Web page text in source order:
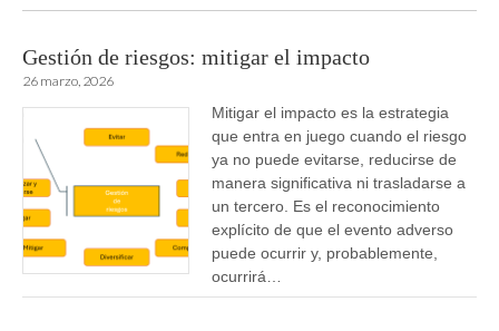
Gestión de riesgos: mitigar el impacto
26 marzo, 2026
Mitigar el impacto es la estrategia
que entra en juego cuando el riesgo
ya no puede evitarse, reducirse de
manera significativa ni trasladarse a
un tercero. Es el reconocimiento
explícito de que el evento adverso
puede ocurrir y, probablemente,
ocurrirá…